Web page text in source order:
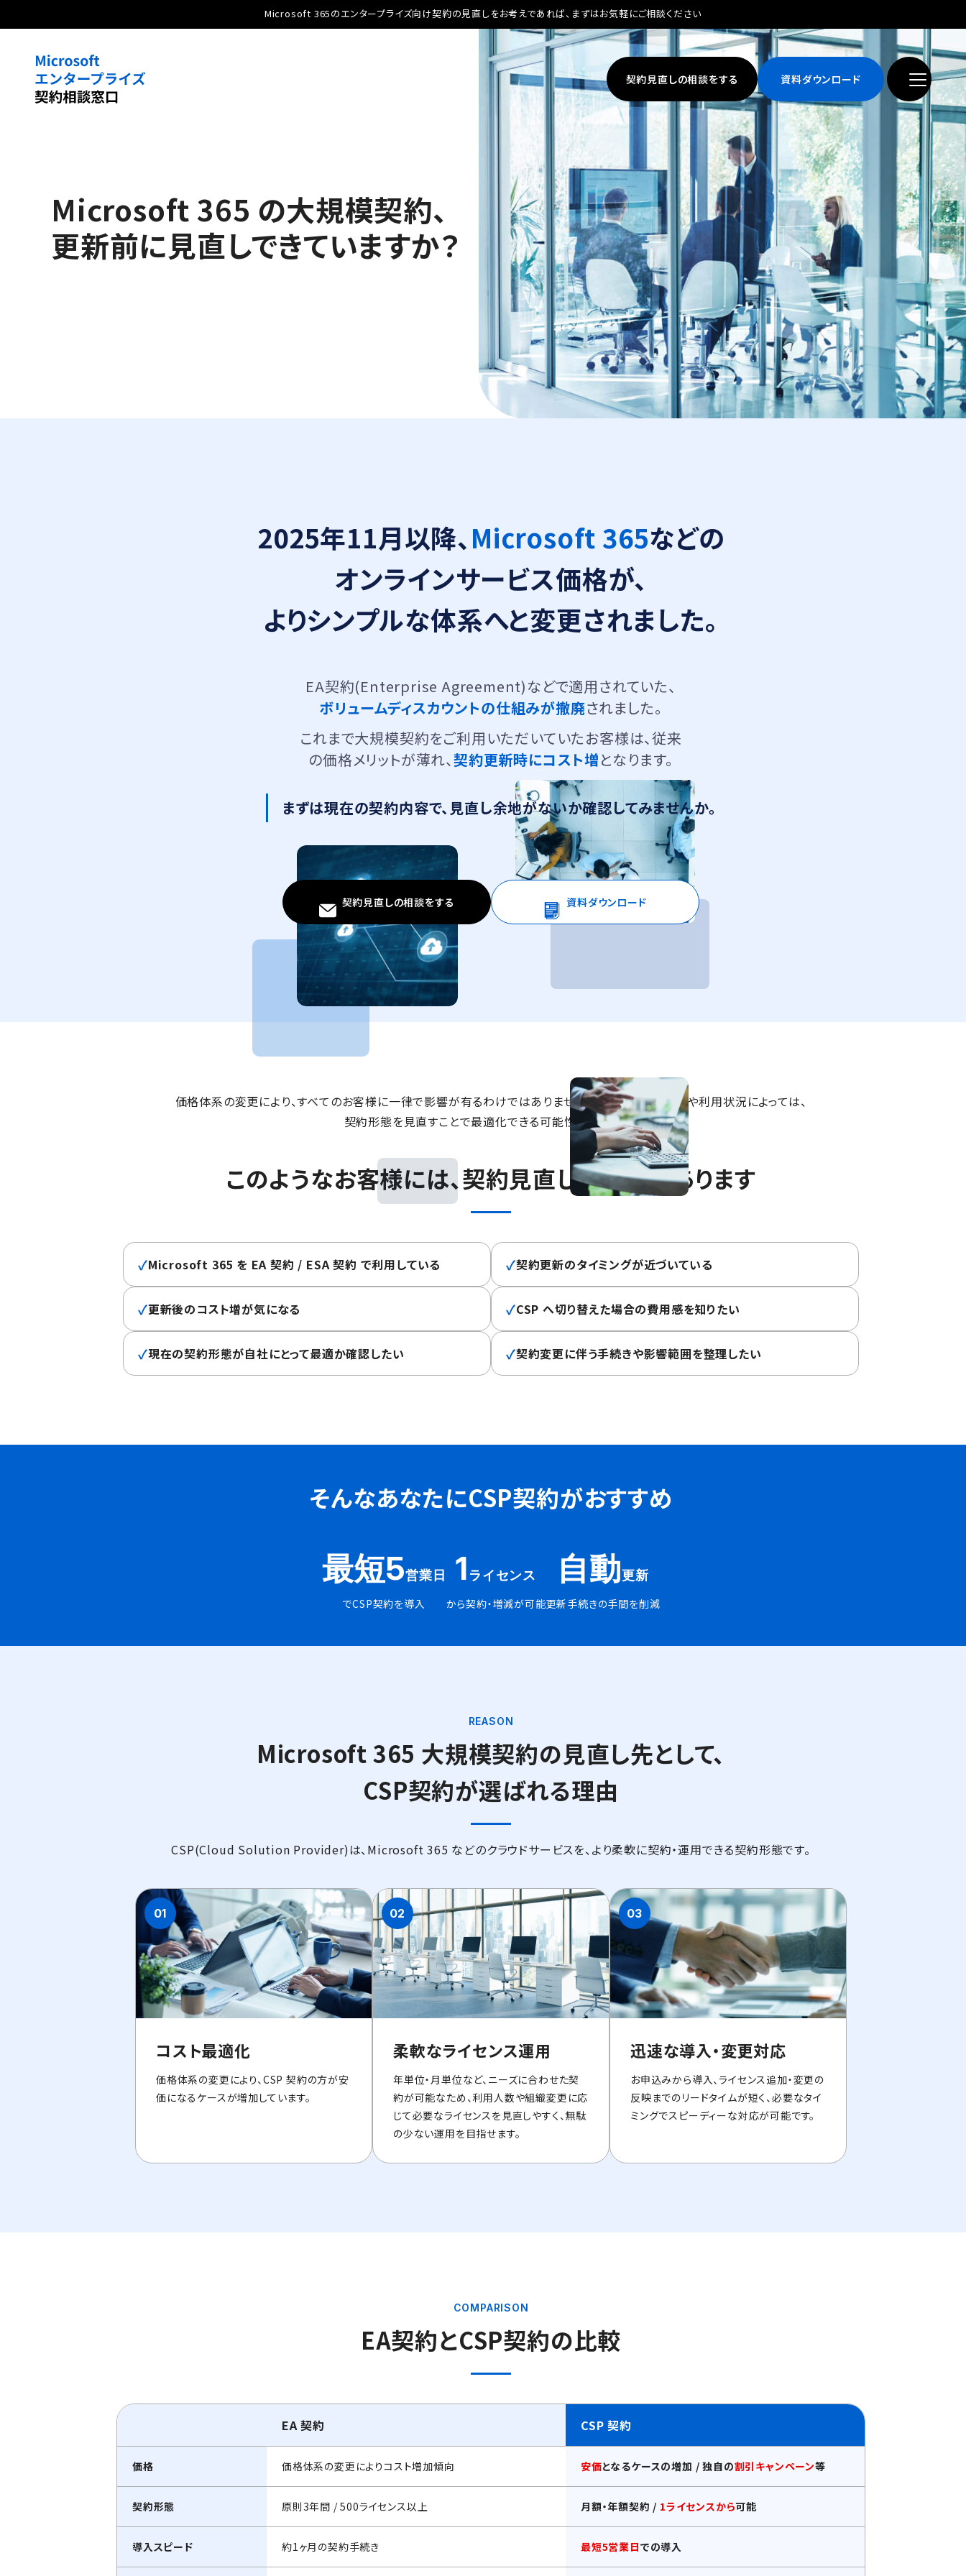
Microsoft 365のエンタープライズ向け契約の見直しをお考えであれば、 まずはお気軽にご相談ください
資料ダウンロード
契約見直しの相談をする
Microsoft 365 の大規模契約、
更新前に見直しできていますか？
2025年11月以降、Microsoft 365などの
オンラインサービス価格が、
よりシンプルな体系へと変更されました。
EA契約(Enterprise Agreement)などで適用されていた、
ボリュームディスカウントの仕組みが撤廃されました。
これまで大規模契約をご利用いただいていたお客様は、従来
の価格メリットが薄れ、契約更新時にコスト増となります。
まずは現在の契約内容で、見直し余地がないか確認してみませんか。
契約見直しの相談をする 資料ダウンロード
価格体系の変更により、すべてのお客様に一律で影響が有るわけではありませんが、現在の契約内容や利用状況によっては、
契約形態を見直すことで最適化できる可能性があります。
このようなお客様には、契約見直しの余地があります
✓Microsoft 365 を EA 契約 / ESA 契約 で利用している ✓契約更新のタイミングが近づいている
✓更新後のコスト増が気になる ✓CSP へ切り替えた場合の費用感を知りたい
✓現在の契約形態が自社にとって最適か確認したい ✓契約変更に伴う手続きや影響範囲を整理したい
そんなあなたにCSP契約がおすすめ
最短5営業日
でCSP契約を導入
1 ライセンス
から契約・増減が可能
自動更新
更新手続きの手間を削減
REASON
Microsoft 365 大規模契約の見直し先として、
CSP契約が選ばれる理由
CSP(Cloud Solution Provider)は、Microsoft 365 などのクラウドサービスを、より柔軟に契約・運用できる契約形態です。
01
コスト最適化
価格体系の変更により、CSP 契約の方が安
価になるケースが増加しています。
02
柔軟なライセンス運用
年単位・月単位など、ニーズに合わせた契
約が可能なため、利用人数や組織変更に応
じて必要なライセンスを見直しやすく、無駄
の少ない運用を目指せます。
03
迅速な導入・変更対応
お申込みから導入、ライセンス追加・変更の
反映までのリードタイムが短く、必要なタイ
ミングでスピーディーな対応が可能です。
COMPARISON
EA契約とCSP契約の比較
EA 契約 CSP 契約
価格 価格体系の変更によりコスト増加傾向 安価となるケースの増加 / 独自の割引キャンペーン等
契約形態 原則3年間 / 500ライセンス以上 月額・年額契約 / 1ライセンスから可能
導入スピード 約1ヶ月の契約手続き 最短5営業日での導入